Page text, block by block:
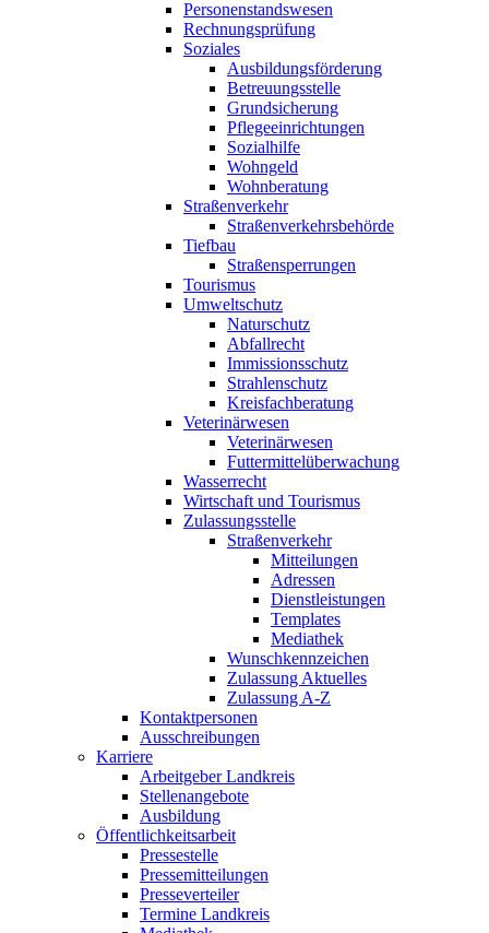
Personenstandswesen
Rechnungsprüfung
Soziales
Ausbildungsförderung
Betreuungsstelle
Grundsicherung
Pflegeeinrichtungen
Sozialhilfe
Wohngeld
Wohnberatung
Straßenverkehr
Straßenverkehrsbehörde
Tiefbau
Straßensperrungen
Tourismus
Umweltschutz
Naturschutz
Abfallrecht
Immissionsschutz
Strahlenschutz
Kreisfachberatung
Veterinärwesen
Veterinärwesen
Futtermittelüberwachung
Wasserrecht
Wirtschaft und Tourismus
Zulassungsstelle
Straßenverkehr
Mitteilungen
Adressen
Dienstleistungen
Templates
Mediathek
Wunschkennzeichen
Zulassung Aktuelles
Zulassung A-Z
Kontaktpersonen
Ausschreibungen
Karriere
Arbeitgeber Landkreis
Stellenangebote
Ausbildung
Öffentlichkeitsarbeit
Pressestelle
Pressemitteilungen
Presseverteiler
Termine Landkreis